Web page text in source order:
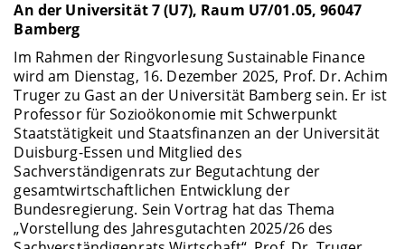
An der Universität 7 (U7), Raum U7/01.05, 96047
Bamberg
Im Rahmen der Ringvorlesung Sustainable Finance
wird am Dienstag, 16. Dezember 2025, Prof. Dr. Achim
Truger zu Gast an der Universität Bamberg sein. Er ist
Professor für Sozioökonomie mit Schwerpunkt
Staatstätigkeit und Staatsfinanzen an der Universität
Duisburg-Essen und Mitglied des
Sachverständigenrats zur Begutachtung der
gesamtwirtschaftlichen Entwicklung der
Bundesregierung. Sein Vortrag hat das Thema
„Vorstellung des Jahresgutachten 2025/26 des